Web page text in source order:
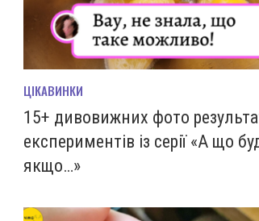
ЦІКАВИНКИ
15+ дивовижних фото
експериментів із серії «А що
якщо…»